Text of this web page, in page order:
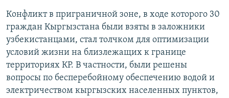
Конфликт в приграничной зоне, в ходе которого 30
граждан Кыргызстана были взяты в заложники
узбекистанцами, стал толчком для оптимизации
условий жизни на близлежащих к границе
территориях КР. В частности, были решены
вопросы по бесперебойному обеспечению водой и
электричеством кыргызских населенных пунктов,